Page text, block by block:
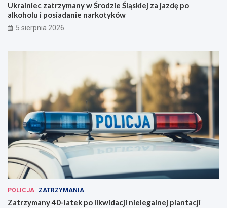
Ukrainiec zatrzymany w Środzie Śląskiej za jazdę po
alkoholu i posiadanie narkotyków
5 sierpnia 2026
POLICJA ZATRZYMANIA
Zatrzymany 40-latek po likwidacji nielegalnej plantacji